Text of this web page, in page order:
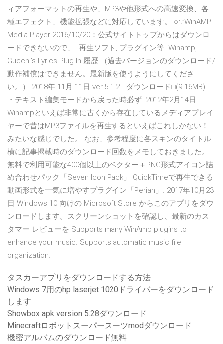
ィアフォーマットの再生や、MP3や他形式への高速変換、各
種エフェクト、機能拡張などに対応しています。 ○∵WinAMP
Media Player 2016/10/20：公式サイトトップからはダウンロ
ードできないので、 再生ソフト, プラグイン等. Winamp,
Gucchi's Lyrics Plug-In 履歴 （過去バージョンのダウンロード/
動作補償はできません。最新版を使うようにしてくださ
い。） 2018年 11月 11日 ver.5.1.2 □ダウンロード□(9.16MB).
・テキスト編集モードから戻った時必ず 2012年2月14日
Winampといえば非常に古くから存在しているメディアプレイ
ヤーで昔はMP3ファイルを再生するといえばこれしかない！
みたいな感じでした。 なお、参考程度に各スキンのタイトル
横に記事掲載時のダウンロード回数をメモしておきました。
無料で利用可能な400個以上のベクター＋PNG形式アイコン詰
め合わせパック「Seven Icon Pack」 QuickTimeで再生できる
動画形式を一気に増やすプラグイン「Perian」. 2017年10月23
日 Windows 10 向けの Microsoft Store からこのアプリをダウ
ンロードします。スクリーンショットを確認し、最新のカス
タマー レビューを Supports many WinAmp plugins to
enhance your music. Supports automatic music file
organization.
タスカーアプリをダウンロードする方法
Windows 7用のhp laserjet 1020ドライバーをダウンロード
します
Showbox apk version 5.28ダウンロード
Minecraftロボットスーパースーツmodダウンロード
機密アルバムのダウンロード無料